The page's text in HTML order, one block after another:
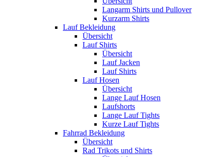
Langarm Shirts und Pullover
Kurzarm Shirts
Lauf Bekleidung
Übersicht
Lauf Shirts
Übersicht
Lauf Jacken
Lauf Shirts
Lauf Hosen
Übersicht
Lange Lauf Hosen
Laufshorts
Lange Lauf Tights
Kurze Lauf Tights
Fahrrad Bekleidung
Übersicht
Rad Trikots und Shirts